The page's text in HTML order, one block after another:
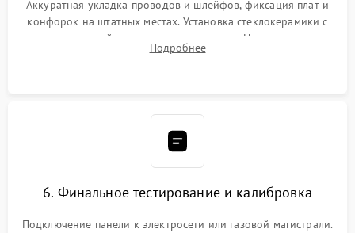
Аккуратная укладка проводов и шлейфов, фиксация плат и
конфорок на штатных местах. Установка стеклокерамики с
проверкой равномерности зазоров. Нанесение
термостойкого герметика или укладка уплотнительной
Подробнее
6. Финальное тестирование и калибровка
Подключение панели к электросети или газовой магистрали.